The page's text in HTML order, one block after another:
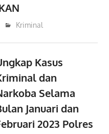
Kriminal
Kasus
dan
Selama
Januari dan
2023 Polres